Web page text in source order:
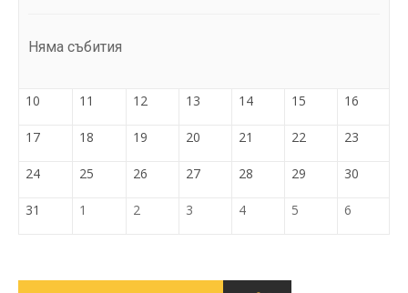
Няма събития
10 11 12 13 14 15 16
17 18 19 20 21 22 23
24 25 26 27 28 29 30
31 1 2 3 4 5 6